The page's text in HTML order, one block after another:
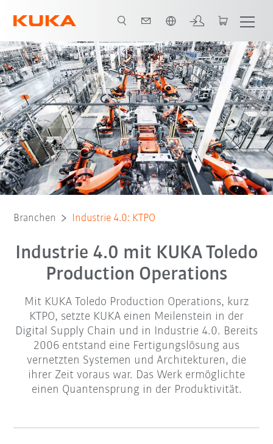
Alle System Partner
Branchen Industrie 4.0: KTPO
Industrie 4.0 mit KUKA Toledo
Production Operations
Mit KUKA Toledo Production Operations, kurz
KTPO, setzte KUKA einen Meilenstein in der
Digital Supply Chain und in Industrie 4.0. Bereits
2006 entstand eine Fertigungslösung aus
vernetzten Systemen und Architekturen, die
ihrer Zeit voraus war. Das Werk ermöglichte
einen Quantensprung in der Produktivität.